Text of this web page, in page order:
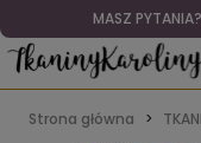
MASZ
Strona główna